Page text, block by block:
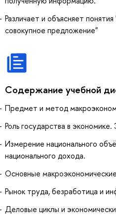
Различает и объясняет
совокупное предложение"
Содержание учебной
Предмет и метод
Роль государства в
Измерение национального
национального дохода.
Основные
Рынок труда, безработица и
Деловые циклы и